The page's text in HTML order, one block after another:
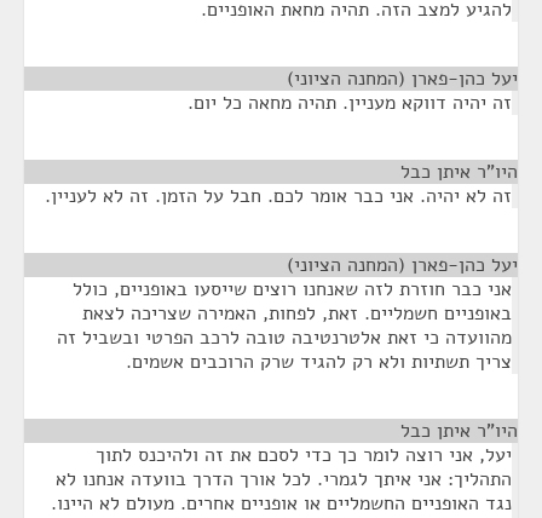
להגיע למצב הזה. תהיה מחאת האופניים.
יעל כהן-פארן (המחנה הציוני)
זה יהיה דווקא מעניין. תהיה מחאה כל יום.
היו"ר איתן כבל
זה לא יהיה. אני כבר אומר לכם. חבל על הזמן. זה לא לעניין.
יעל כהן-פארן (המחנה הציוני)
אני כבר חוזרת לזה שאנחנו רוצים שייסעו באופניים, כולל
באופניים חשמליים. זאת, לפחות, האמירה שצריכה לצאת
מהוועדה כי זאת אלטרנטיבה טובה לרכב הפרטי ובשביל זה
צריך תשתיות ולא רק להגיד שרק הרוכבים אשמים.
היו"ר איתן כבל
יעל, אני רוצה לומר כך כדי לסכם את זה ולהיכנס לתוך
התהליך: אני איתך לגמרי. לכל אורך הדרך בוועדה אנחנו לא
נגד האופניים החשמליים או אופניים אחרים. מעולם לא היינו.